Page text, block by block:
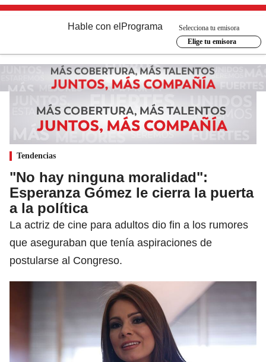
Hable con el Programa
Selecciona tu emisora
Elige tu emisora
Tendencias
"No hay ninguna moralidad":
Esperanza Gómez le cierra la puerta
a la política
La actriz de cine para adultos dio fin a los rumores
que aseguraban que tenía aspiraciones de
postularse al Congreso.